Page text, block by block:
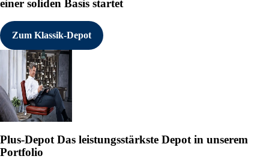
einer soliden Basis startet
Zum Klassik-Depot
Plus-Depot Das leistungsstärkste Depot in unserem
Portfolio